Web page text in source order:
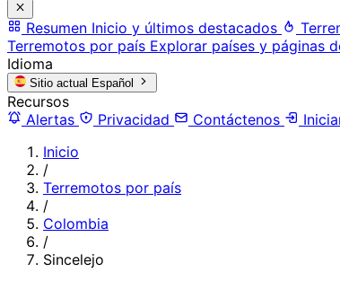
Resumen Inicio y últimos destacados
Terremotos por país Explorar países y páginas
Idioma
Sitio actual Español
Recursos
Alertas
Privacidad Contáctenos
Inicio
/
Terremotos por país
/
Colombia
/
Sincelejo